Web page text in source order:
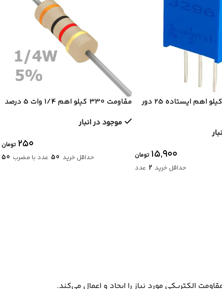
مولتی ترن 10 کیلو اهم ایستاده 25 دور
۱۵,۹۰۰ تومان
حداقل خرید 2 عدد
مقاومت 330 کیلو اهم 1/4 وات 5 درصد
موجود در انبار
۲۵۰ تومان
حداقل خرید 50عدد با مضرب 50